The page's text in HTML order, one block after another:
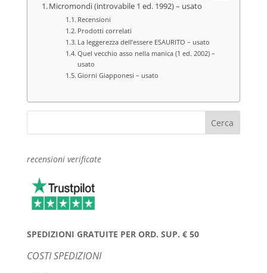
Micromondi (introvabile 1 ed. 1992) – usato
Recensioni
Prodotti correlati
La leggerezza dell’essere ESAURITO – usato
Quel vecchio asso nella manica (1 ed. 2002) –
usato
Giorni Giapponesi – usato
recensioni verificate
SPEDIZIONI GRATUITE PER ORD. SUP. € 50
COSTI SPEDIZIONI